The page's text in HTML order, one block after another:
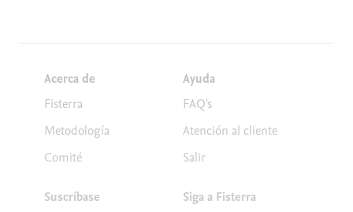
Acerca de
Fisterra
Metodología
Comité
Suscríbase
Ayuda
FAQ's
Atención al cliente
Salir
Siga a Fisterra